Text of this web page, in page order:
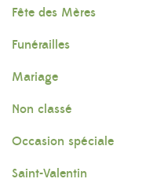
Fête des Mères
Funérailles
Mariage
Non classé
Occasion spéciale
Saint-Valentin